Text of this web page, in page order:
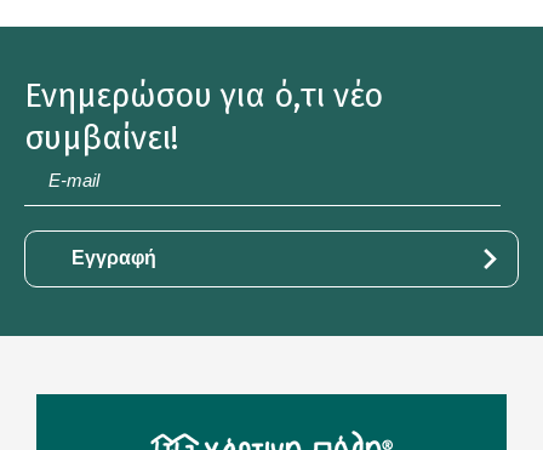
Ενημερώσου για ό,τι νέο
συμβαίνει!